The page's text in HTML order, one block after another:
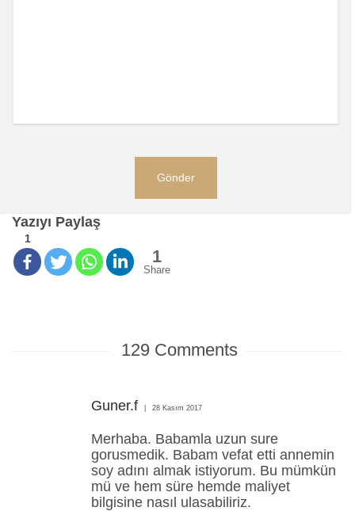
Yazıyı Paylaş
1
1
Share
129 Comments
Guner.f 28 Kasım 2017
Merhaba. Babamla uzun sure
gorusmedik. Babam vefat etti annemin
soy adını almak istiyorum. Bu mümkün
mü ve hem süre hemde maliyet
bilgisine nasıl ulasabiliriz.